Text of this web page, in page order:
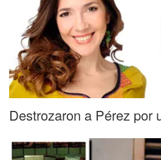
Destrozaron a Pérez por